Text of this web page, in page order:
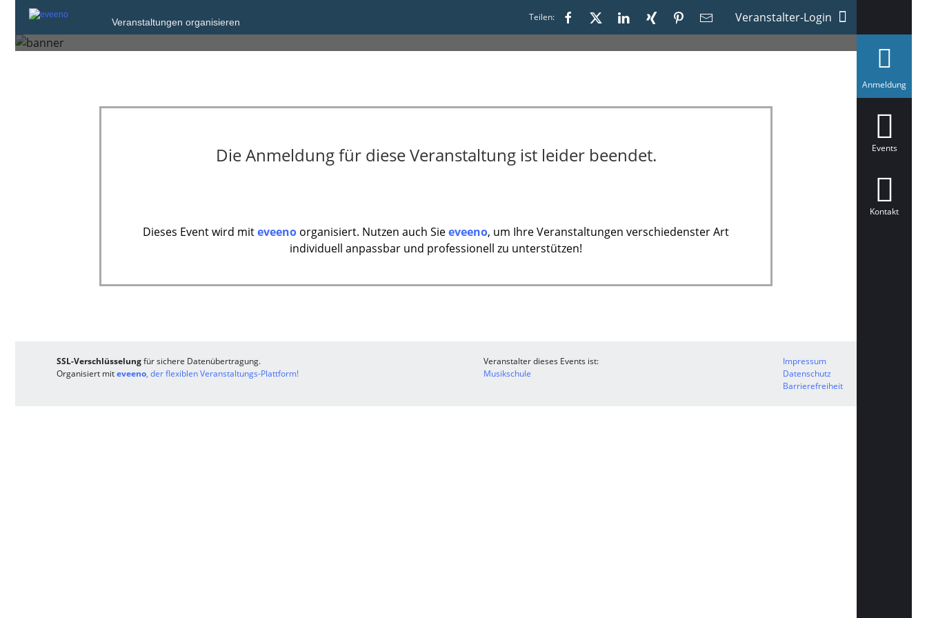
Veranstaltungen organisieren Teilen: Veranstalter-Login
Früherziehung (Start: 01.04.2026)
Anmeldunga
Events
Kontakt
Die Anmeldung für diese Veranstaltung ist leider beendet.
Dieses Event wird miteveeno organisiert. Nutzen auch Sieeveeno, um Ihre Veranstaltungen verschiedenster Art
individuell anpassbar und professionell zu unterstützen!
SSL-Verschlüsselungfür sichere Datenübertragung.
Organisiert miteveeno, der flexiblen Veranstaltungs-Plattform!
Veranstalter dieses Events ist:
Musikschule
Impressum
Datenschutz
Barrierefreiheit